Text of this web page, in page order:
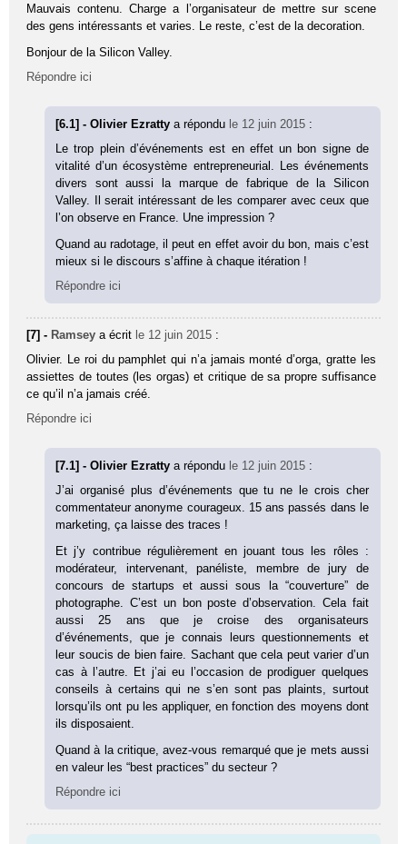
Mauvais contenu. Charge a l’organisateur de mettre sur scene
des gens intéressants et varies. Le reste, c’est de la decoration.
Bonjour de la Silicon Valley.
Répondre ici
[6.1] - Olivier Ezrattya répondu le 12 juin 2015 :
Le trop plein d’événements est en effet un bon signe de
vitalité d’un écosystème entrepreneurial. Les événements
divers sont aussi la marque de fabrique de la Silicon
Valley. Il serait intéressant de les comparer avec ceux que
l’on observe en France. Une impression ?
Quand au radotage, il peut en effet avoir du bon, mais c’est
mieux si le discours s’affine à chaque itération !
Répondre ici
[7] - Ramsey a écrit le 12 juin 2015 :
Olivier. Le roi du pamphlet qui n’a jamais monté d’orga, gratte les
assiettes de toutes (les orgas) et critique de sa propre suffisance
ce qu’il n’a jamais créé.
Répondre ici
[7.1] - Olivier Ezrattya répondu le 12 juin 2015 :
J’ai organisé plus d’événements que tu ne le crois cher
commentateur anonyme courageux. 15 ans passés dans le
marketing, ça laisse des traces !
Et j’y contribue régulièrement en jouant tous les rôles :
modérateur, intervenant, panéliste, membre de jury de
concours de startups et aussi sous la “couverture” de
photographe. C’est un bon poste d’observation. Cela fait
aussi 25 ans que je croise des organisateurs
d’événements, que je connais leurs questionnements et
leur soucis de bien faire. Sachant que cela peut varier d’un
cas à l’autre. Et j’ai eu l’occasion de prodiguer quelques
conseils à certains qui ne s’en sont pas plaints, surtout
lorsqu’ils ont pu les appliquer, en fonction des moyens dont
ils disposaient.
Quand à la critique, avez-vous remarqué que je mets aussi
en valeur les “best practices” du secteur ?
Répondre ici